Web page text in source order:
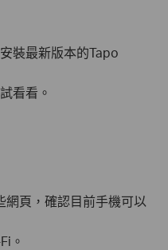
裝最新版本的Tapo
看看。
網頁，確認目前手機可以
。